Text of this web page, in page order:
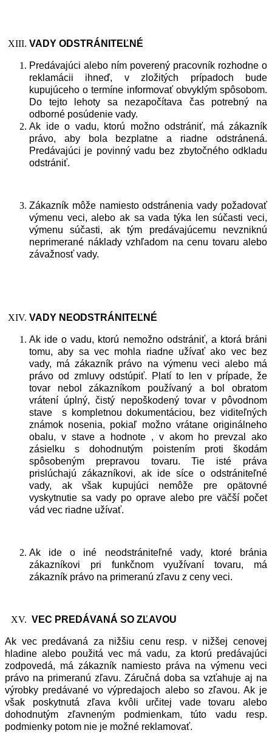
VADY ODSTRÁ NITEĽN É
Predávajúci alebo ním poverený pracovník rozhodne o
reklamácii ihneď, v zložitých prípadoch bude
kupujúceho o termíne informovať obvyklým spôsobom.
Do tejto lehoty sa nezapočítava čas potrebný na
odborné posúdenie vady.
Ak ide o vadu, ktorú možno odstrániť, má zákazník
právo, aby bola bezplatne a riadne odstránená.
Predávajúci je povinný vadu bez zbytočného odkladu
odstrániť.
Zákazník môže namiesto odstránenia vady požadovať
výmenu veci, alebo ak sa vada týka len súčasti veci,
výmenu súčasti, ak tým predávajúcemu nevzniknú
neprimerané náklady vzhľadom na cenu tovaru alebo
závažnosť vady.
VADY NEODSTRÁ NITEĽN É
Ak ide o vadu, ktorú nemožno odstrániť, a ktorá bráni
tomu, aby sa vec mohla riadne užívať ako vec bez
vady, má zákazník právo na výmenu veci alebo má
právo od zmluvy odstúpiť. Platí to len v prípade, že
tovar nebol zákazníkom používaný a bol obratom
vrátení úplný, čistý nepoškodený tovar v pôvodnom
stave s kompletnou dokumentáciou, bez viditeľných
známok nosenia, pokiaľ možno vrátane originálneho
obalu, v stave a hodnote , v akom ho prevzal ako
zásielku s dohodnutým poistením proti škodám
spôsobeným prepravou tovaru. Tie isté práva
prislúchajú zákazníkovi, ak ide síce o odstrániteľné
vady, ak však kupujúci nemôže pre opätovné
vyskytnutie sa vady po oprave alebo pre väčší počet
vád vec riadne užívať.
Ak ide o iné neodstrániteľné vady, ktoré bránia
zákazníkovi pri funkčnom využívaní tovaru, má
zákazník právo na primeranú zľavu z ceny veci.
VEC PREDÁVANÁ SO ZĽAVOU
Ak vec predávaná za nižšiu cenu resp. v nižšej cenovej
hladine alebo použitá vec má vadu, za ktorú predávajúci
zodpovedá, má zákazník namiesto práva na výmenu veci
právo na primeranú zľavu. Záručná doba sa vzťahuje aj na
výrobky predávané vo výpredajoch alebo so zľavou. Ak je
však poskytnutá zľava kvôli určitej vade tovaru alebo
dohodnutým zľavneným podmienkam, túto vadu resp.
podmienky potom nie je možné reklamovať.